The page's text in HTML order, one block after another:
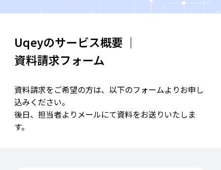
Uqeyのサービス概要 ｜
資料請求フォーム
資料請求をご希望の方は、以下のフォームよりお申し
込みください。
後日、担当者よりメールにて資料をお送りいたしま
す。